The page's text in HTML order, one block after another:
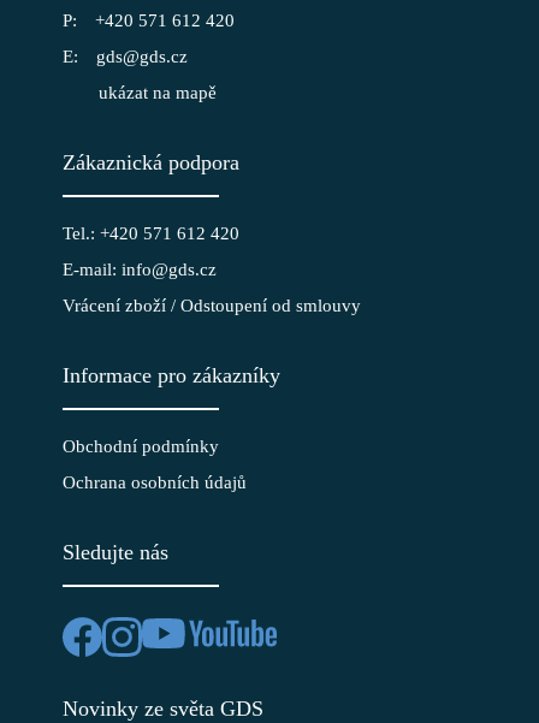
+420 571 612 420
gds@gds.cz
ukázat na mapě
Zákaznická podpora
Tel.: +420 571 612 420
E-mail: info@gds.cz
Vrácení zboží / Odstoupení od smlouvy
Informace pro zákazníky
Obchodní podmínky
Ochrana osobních údajů
Sledujte nás
Novinky ze světa GDS